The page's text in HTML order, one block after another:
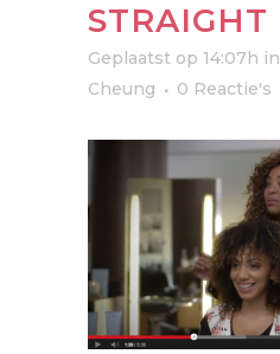
STRAIGHT
Geplaatst op 14:07h in
Cheung
0 Reactie's